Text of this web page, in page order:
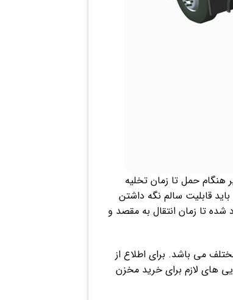
حمل تا زمان تخلیه
قابلیت سالم نگه داشتن
تا زمان انتقال به مقصد و
می باشد. برای اطلاع از
های لازم برای خرید مخزن